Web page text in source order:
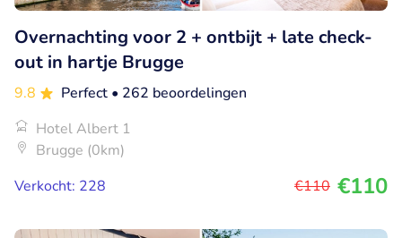
Overnachting voor 2 + ontbijt + late check-
out in hartje Brugge
9.8 Perfect • 262 beoordelingen
Hotel Albert 1
Brugge (0km)
Verkocht: 228
€110 €110